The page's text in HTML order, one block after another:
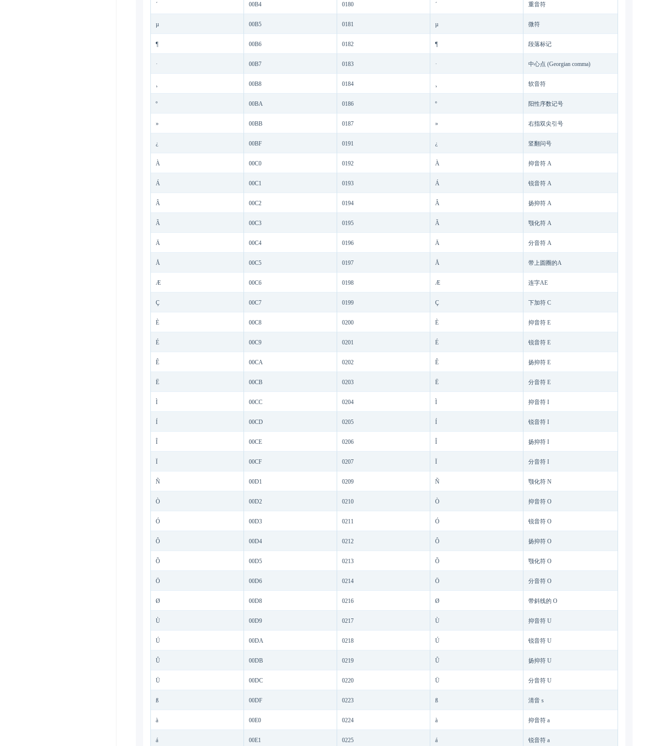
´ 00B4 0180 ´ 重音符
µ 00B5 0181 µ 微符
¶ 00B6 0182 ¶ 段落标记
· 00B7 0183 · 中心点 (Georgian comma)
¸ 00B8 0184 ¸ 软音符
º 00BA 0186 º 阳性序数记号
» 00BB 0187 » 右指双尖引号
¿ 00BF 0191 ¿ 竖翻问号
À 00C0 0192 À 抑音符 A
Á 00C1 0193 Á 锐音符 A
Â 00C2 0194 Â 扬抑符 A
Ã 00C3 0195 Ã 颚化符 A
Ä 00C4 0196 Ä 分音符 A
Å 00C5 0197 Å 带上圆圈的A
Æ 00C6 0198 Æ 连字AE
Ç 00C7 0199 Ç 下加符 C
È 00C8 0200 È 抑音符 E
É 00C9 0201 É 锐音符 E
Ê 00CA 0202 Ê 扬抑符 E
Ë 00CB 0203 Ë 分音符 E
Ì 00CC 0204 Ì 抑音符 I
Í 00CD 0205 Í 锐音符 I
Î 00CE 0206 Î 扬抑符 I
Ï 00CF 0207 Ï 分音符 I
Ñ 00D1 0209 Ñ 颚化符 N
Ò 00D2 0210 Ò 抑音符 O
Ó 00D3 0211 Ó 锐音符 O
Ô 00D4 0212 Ô 扬抑符 O
Õ 00D5 0213 Õ 颚化符 O
Ö 00D6 0214 Ö 分音符 O
Ø 00D8 0216 Ø 带斜线的 O
Ù 00D9 0217 Ù 抑音符 U
Ú 00DA 0218 Ú 锐音符 U
Û 00DB 0219 Û 扬抑符 U
Ü 00DC 0220 Ü 分音符 U
ß 00DF 0223 ß 清音 s
à 00E0 0224 à 抑音符 a
á 00E1 0225 á 锐音符 a